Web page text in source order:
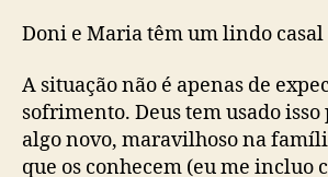
a
Doni e Maria têm um lindo casal
A situação não é apenas de
sofrimento. Deus tem usado
algo novo, maravilhoso na
que os conhecem (eu me incluo